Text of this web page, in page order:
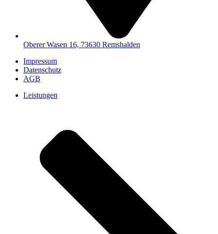
Oberer Wasen 16, 73630 Remshalden
Impressum
Datenschutz
AGB
Leistungen